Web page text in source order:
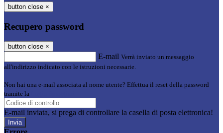
button close ×
Recupero password
button close ×
E-mail Verrà inviato un messaggio
all'indirizzo indicato con le istruzioni necessarie.
Non hai una e-mail associata al nome utente? Effettua il reset della password
tramite la
E-mail inviata, si prega di controllare la casella di posta elettronica!